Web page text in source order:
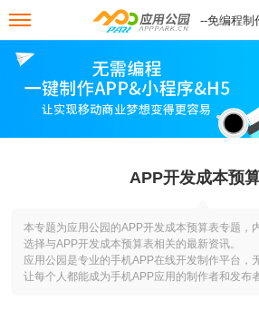
--免编程制
APP开发成本预
本专题为应用公园的APP开发成本预算表专题，
选择与APP开发成本预算表相关的最新资讯。
应用公园是专业的手机APP在线开发制作平台，
让每个人都能成为手机APP应用的制作者和发布者